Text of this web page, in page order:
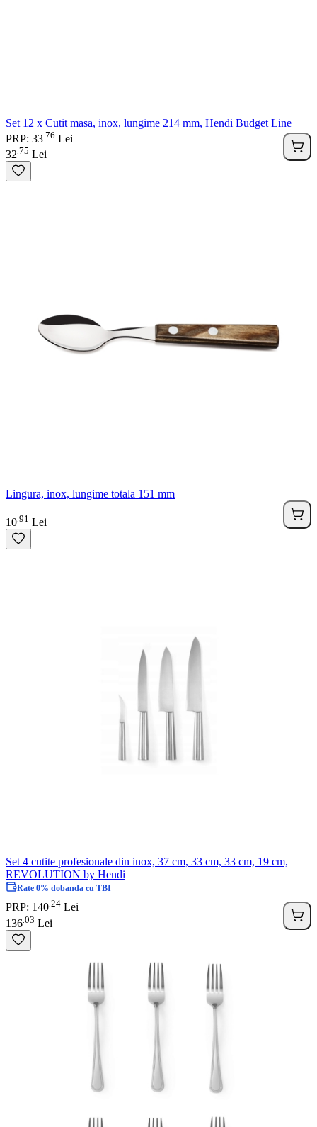
Set 12 x Cutit masa, inox, lungime 214 mm, Hendi Budget Line
PRP: 33 76 Lei
32 75 Lei
Lingura, inox, lungime totala 151 mm
10 91 Lei
Set 4 cutite profesionale din inox, 37 cm, 33 cm, 33 cm, 19 cm,
REVOLUTION by Hendi
Rate 0% dobanda cu TBI
PRP: 140 24 Lei
136 03 Lei